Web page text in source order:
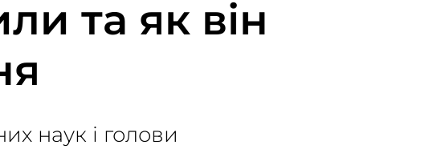
та як він
наук і голови